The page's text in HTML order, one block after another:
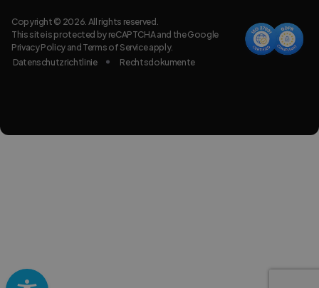
Copyright © 2026. All rights reserved.
This site is protected by reCAPTCHA and the Google
Privacy Policyand Terms of Serviceapply.
Datenschutzrichtlinie
Rechtsdokumente